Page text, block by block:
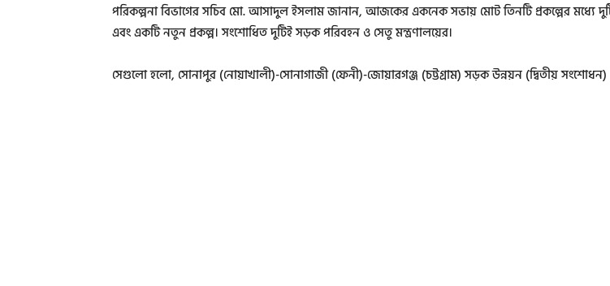
পরিকল্পনা বিভাগের সচিব মো. আসাদুল ইসলাম জানান, আজকের একনেক সভায় মোট তিনটি প্রকল্পের মধ্যে
এবং একটি নতুন প্রকল্প। সংশোধিত দুটিই সড়ক পরিবহন ও সেতু মন্ত্রণালয়ের।
সেগুলো হলো, সোনাপুর (নোয়াখালী)-সোনাগাজী (ফেনী)-জোয়ারগঞ্জ (চট্টগ্রাম) সড়ক উন্নয়ন (দ্বিতীয় সংশোধন)